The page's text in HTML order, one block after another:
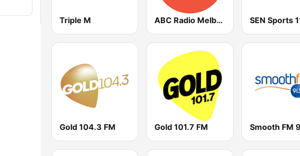
Triple M ABC Radio Melbourne
Gold 104.3 FM Gold 101.7 FM